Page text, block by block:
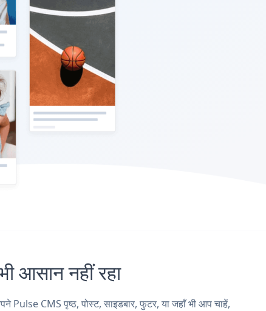
नहीं रहा
CMS पृष्ठ, पोस्ट, साइडबार, फुटर, या जहाँ भी आप चाहें,